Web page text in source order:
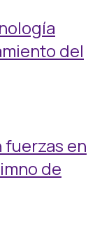
del
fuerzas en
de